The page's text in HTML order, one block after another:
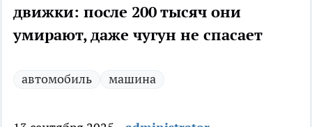
движки: после 200 тысяч они
умирают, даже чугун не спасает
автомобиль машина